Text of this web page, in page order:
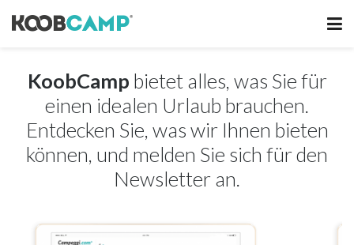
KoobCamp bietet alles, was Sie für
einen idealen Urlaub brauchen.
Entdecken Sie, was wir Ihnen bieten
können, und melden Sie sich für den
Newsletter an.